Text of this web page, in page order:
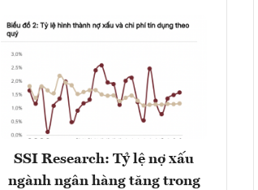
SSI Research: Tỷ lệ nợ xấu
ngành ngân hàng tăng trong